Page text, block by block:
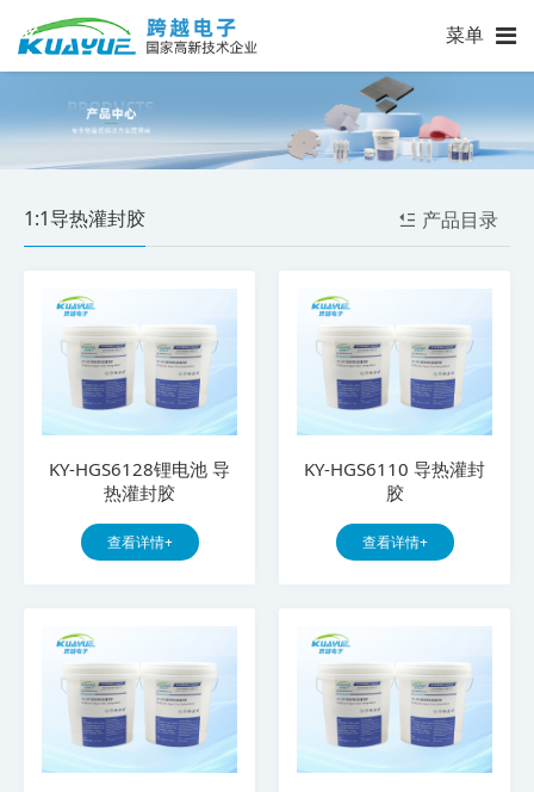
菜单
1:1导热灌封胶 产品目录
KY-HGS6128锂电池 导
热灌封胶
查看详情+
KY-HGS6110 导热灌封
胶
查看详情+